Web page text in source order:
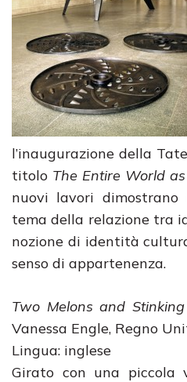
l’inaugurazione della
titolo The Entire World
nuovi lavori
tema della relazione tra
nozione di identità
senso di appartenenza.
Two Melons and
Vanessa Engle, Regno
Lingua: inglese
Girato con una piccola